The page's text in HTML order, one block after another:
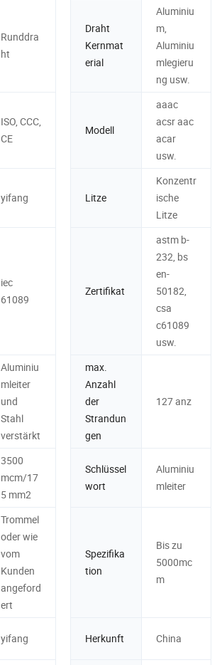
Runddra
ht
Draht
Kernmat
erial
Aluminiu
m,
Aluminiu
mlegieru
ng usw.
ISO, CCC,
CE
Modell
aaac
acsr aac
acar
usw.
yifang Litze
Konzentr
ische
Litze
iec
61089
Zertifikat
astm b-
232, bs
en-
50182,
csa
c61089
usw.
Aluminiu
mleiter
und
Stahl
verstärkt
max.
Anzahl
der
Strandun
gen
127 anz
3500
mcm/17
5 mm2
Schlüssel
wort
Aluminiu
mleiter
Trommel
oder wie
vom
Kunden
angeford
ert
Spezifika
tion
Bis zu
5000mc
m
yifang Herkunft China